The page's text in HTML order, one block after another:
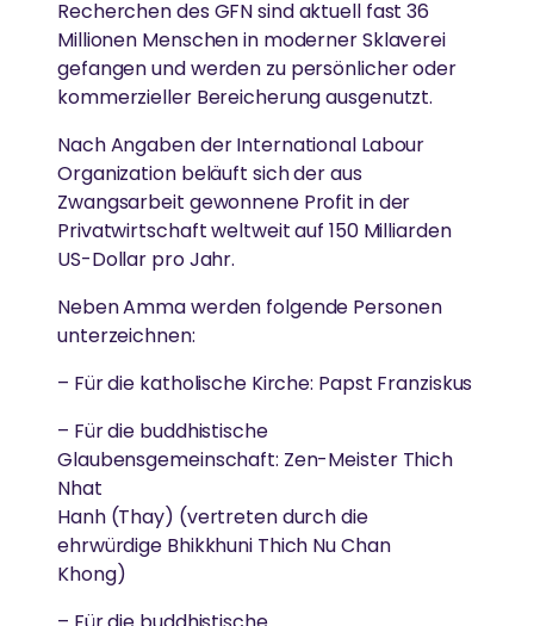
ESSEN, WASSER & OBDACH
Ammas Traum: Jeder Mensch soll ohne Angst
schlafen und satt werden können
Recherchen des GFN sind aktuell fast 36
Millionen Menschen in moderner Sklaverei
gefangen und werden zu persönlicher oder
kommerzieller Bereicherung ausgenutzt.
Nach Angaben der International Labour
Organization beläuft sich der aus
Zwangsarbeit gewonnene Profit in der
Privatwirtschaft weltweit auf 150 Milliarden
US-Dollar pro Jahr.
Neben Amma werden folgende Personen
unterzeichnen:
– Für die katholische Kirche: Papst Franziskus
– Für die buddhistische
Glaubensgemeinschaft: Zen-Meister Thich
Nhat
Hanh (Thay) (vertreten durch die
ehrwürdige Bhikkhuni Thich Nu Chan
Khong)